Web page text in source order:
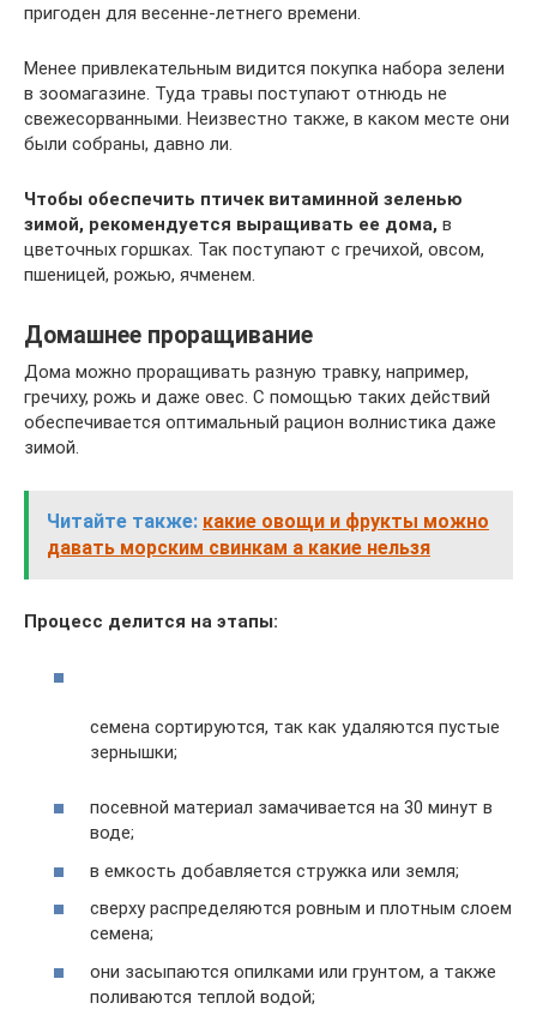
пригоден для весенне-летнего времени.
Менее привлекательным видится покупка набора зелени
в зоомагазине. Туда травы поступают отнюдь не
свежесорванными. Неизвестно также, в каком месте они
были собраны, давно ли.
Чтобы обеспечить птичек витаминной зеленью
зимой, рекомендуется выращивать ее дома, в
цветочных горшках. Так поступают с гречихой, овсом,
пшеницей, рожью, ячменем.
Домашнее проращивание
Дома можно проращивать разную травку, например,
гречиху, рожь и даже овес. С помощью таких действий
обеспечивается оптимальный рацион волнистика даже
зимой.
Читайте также: какие овощи и фрукты можно
давать морским свинкам а какие нельзя
Процесс делится на этапы:
семена сортируются, так как удаляются пустые
зернышки;
посевной материал замачивается на 30 минут в
воде;
в емкость добавляется стружка или земля;
сверху распределяются ровным и плотным слоем
семена;
они засыпаются опилками или грунтом, а также
поливаются теплой водой;